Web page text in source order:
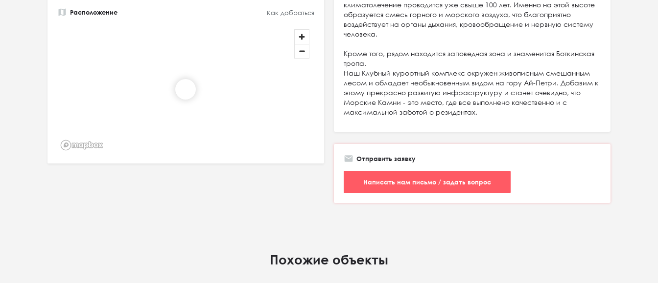
климатолечение проводится уже свыше 100 лет. Именно на этой высоте
образуется смесь горного и морского воздуха, что благоприятно
воздействует на органы дыхания, кровообращение и нервную систему
человека.
Кроме того, рядом находится заповедная зона и знаменитая Боткинская
тропа.
Наш Клубный курортный комплекс окружен живописным смешанным
лесом и обладает необыкновенным видом на гору Ай-Петри. Добавим к
этому прекрасно развитую инфраструктуру и станет очевидно, что
Морские Камни - это место, где все выполнено качественно и с
максимальной заботой о резидентах.
Расположение Как добраться
Отправить заявку
Написать нам письмо / задать вопрос
Похожие объекты